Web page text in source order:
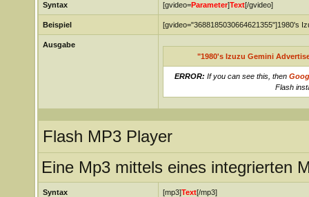
Syntax [gvideo=Parameter]Text[/gvideo]
Beispiel [gvideo="3688185030664621355"]1980's
Ausgabe
"1980's Izuzu Gemini
ERROR: If you can see this, then
Flash
Flash MP3 Player
Eine Mp3 mittels eines integrierten
Syntax [mp3]Text[/mp3]